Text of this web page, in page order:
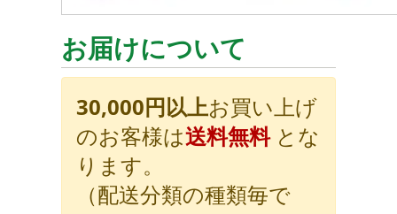
お届けについて
30,000円以上お買い上げ
のお客様は送料無料とな
ります。
（配送分類の種類毎で